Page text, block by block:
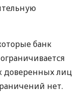
банк
доверенных лиц
нет.